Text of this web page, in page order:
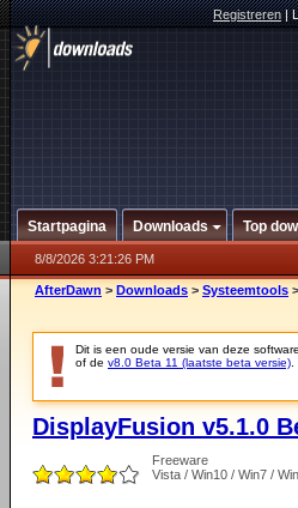
Registreren|
Startpagina Downloads Top
8/8/2026 3:21:26 PM
AfterDawn > Downloads > Systeemtools >
Dit is een oude versie van deze
of de v8.0 Beta 11 (laatste beta versie)
DisplayFusion v5.1.0
Freeware
Vista / Win10 / Win7 /